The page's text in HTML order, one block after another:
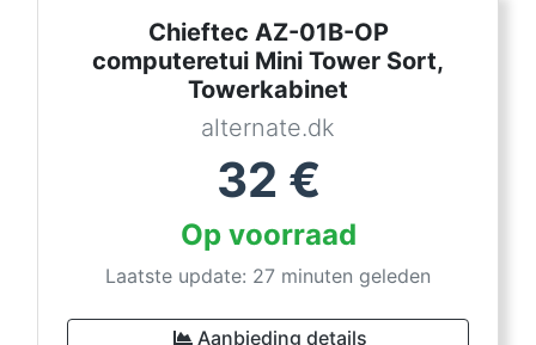
Chieftec AZ-01B-OP
computeretui Mini Tower Sort,
Towerkabinet
alternate.dk
32 €
Op voorraad
Laatste update: 27 minuten geleden
Aanbieding details